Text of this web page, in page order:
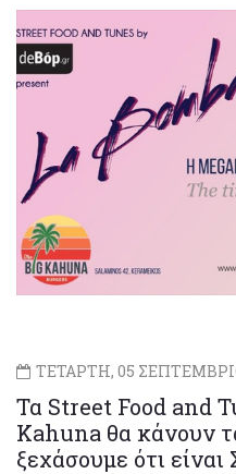
ΤΕΤΑΡΤΗ, 05
Τα Street Foοd and
Kahuna θα κάνουν
ξεχάσουμε ότι είναι